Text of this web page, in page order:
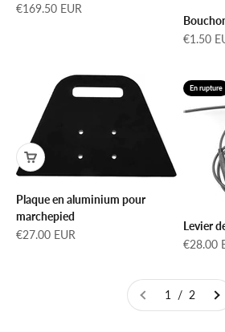
Prix de vente
€169.50 EUR
Prix de
€1.50
Plaque en aluminium pour
marchepied
Prix de vente
€27.00 EUR
En rupture
Levier
Prix de
€28.00
1 / 2